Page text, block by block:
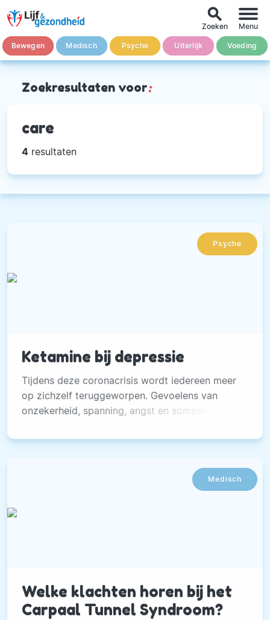
Bewegen Medisch Psyche Uiterlijk Voeding
search
Zoeken Menu
Zoekresultaten voor:
care
4 resultaten
Psyche
Ketamine bij depressie
Tijdens deze coronacrisis wordt iedereen meer
op zichzelf teruggeworpen. Gevoelens van
onzekerheid, spanning, angst en somberheid
Medisch
Welke klachten horen bij het
Carpaal Tunnel Syndroom?